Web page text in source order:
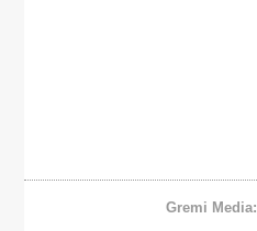
Gremi Media: